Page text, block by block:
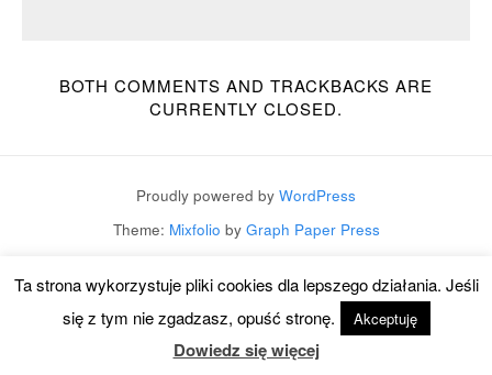
BOTH COMMENTS AND TRACKBACKS ARE
CURRENTLY CLOSED.
Proudly powered by WordPress
Theme: Mixfolio by Graph Paper Press
Ta strona wykorzystuje pliki cookies dla lepszego działania. Jeśli
się z tym nie zgadzasz, opuść stronę.
Akceptuję
Dowiedz się więcej